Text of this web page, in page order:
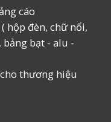
cáo
hộp đèn, chữ nổi,
bảng bạt - alu -
cho thương hiệu